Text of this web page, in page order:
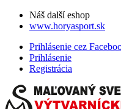
Náš další eshop
www.horyasport.sk
Prihlásenie cez
Prihlásenie
Registrácia